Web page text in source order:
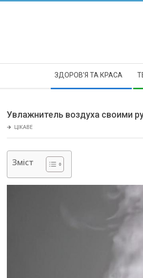
ЗДОРОВ’Я ТА КРАСА
Увлажнитель воздуха своими
🡲 ЦІКАВЕ
Зміст